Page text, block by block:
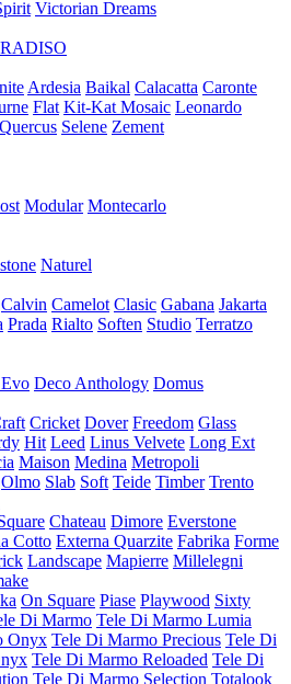
Victorian Dreams
Ardesia Baikal Calacatta Caronte
Flat Kit-Kat Mosaic Leonardo
Quercus Selene Zement
Modular Montecarlo
Naturel
Calvin Camelot Clasic Gabana Jakarta
Prada Rialto Soften Studio Terratzo
Deco Anthology Domus
Cricket Dover Freedom Glass
Hit Leed Linus Velvete Long Ext
Maison Medina Metropoli
Olmo Slab Soft Teide Timber Trento
Chateau Dimore Everstone
Cotto Externa Quarzite Fabrika Forme
Landscape Mapierre Millelegni
On Square Piase Playwood Sixty
Di Marmo Tele Di Marmo Lumia
Onyx Tele Di Marmo Precious Tele Di
Tele Di Marmo Reloaded Tele Di
Tele Di Marmo Selection Totalook